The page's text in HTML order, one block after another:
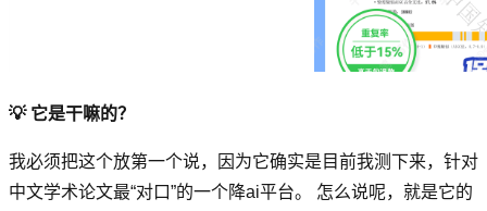
💡 它是干嘛的？
我必须把这个放第一个说，因为它确实是目前我测下来，针对
中文学术论文最“对口”的一个降ai平台。 怎么说呢，就是它的